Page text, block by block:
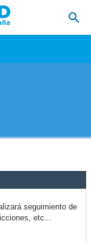
seguimiento de
etc...